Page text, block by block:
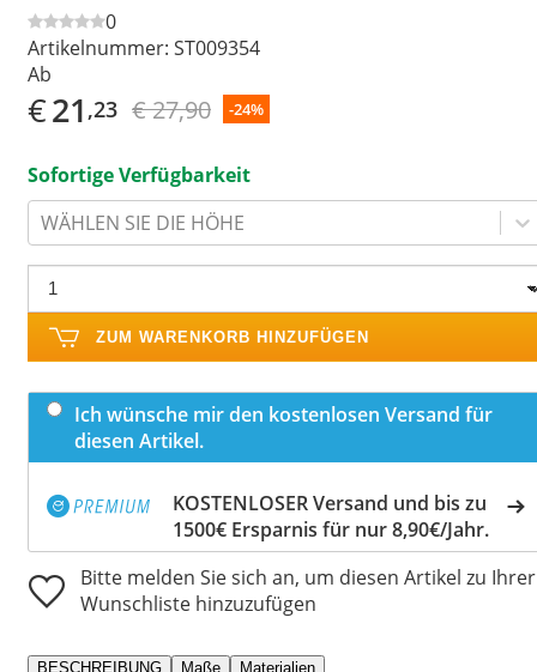
0
Artikelnummer: ST009354
Ab
€21 ,23 € 27,90 -24%
Sofortige Verfügbarkeit
WÄHLEN SIE DIE HÖHE
ZUM WARENKORB HINZUFÜGEN
Ich wünsche mir den kostenlosen Versand für
diesen Artikel.
KOSTENLOSER Versand und bis zu
1500€ Ersparnis für nur 8,90€/Jahr.
Bitte melden Sie sich an, um diesen Artikel zu Ihrer
Wunschliste hinzuzufügen
BESCHREIBUNG Maße Materialien